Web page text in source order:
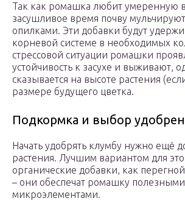
Так как ромашка любит умеренную
засушливое время почву
опилками. Эти добавки будут
корневой системе в необходимых
стрессовой ситуации ромашки
устойчивость к засухе и выживают,
сказывается на высоте растения
размере будущего цветка.
Подкормка и выбор
Начать удобрять клумбу нужно ещё
растения. Лучшим вариантом для
органические добавки, как
– они обеспечат ромашку полезными
микроэлементами.